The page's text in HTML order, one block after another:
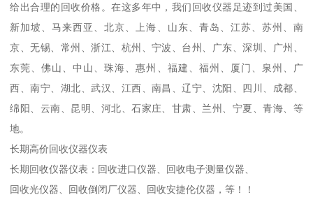
给出合理的回收价格。在这多年中，我们回收仪器足迹到过美国、
新加坡、马来西亚、北京、上海、山东、青岛、江苏、苏州、南
京、无锡、常州、浙江、杭州、宁波、台州、广东、深圳、广州、
东莞、佛山、中山、珠海、惠州、福建、福州、厦门、泉州、广
西、南宁、湖北、武汉、江西、南昌、辽宁、沈阳、四川、成都、
绵阳、云南、昆明、河北、石家庄、甘肃、兰州、宁夏、青海、等
地。
长期高价回收仪器仪表
长期回收仪器仪表：回收进口仪器、回收电子测量仪器、
回收光仪器、回收倒闭厂仪器、回收安捷伦仪器，等！！